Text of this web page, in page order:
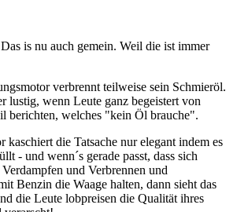
is nu auch gemein. Weil die ist immer
verbrennt teilweise sein Schmieröl.
lustig, wenn Leute ganz begeistert von
berichten, welches "kein Öl brauche".
kaschiert die Tatsache nur elegant indem es
- und wenn´s gerade passt, dass sich
und Verbrennen und
Benzin die Waage halten, dann sieht das
die Leute lobpreisen die Qualität ihres